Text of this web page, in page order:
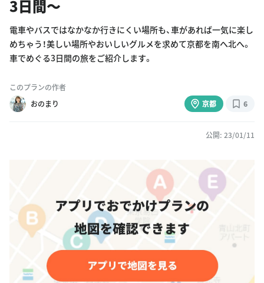
3日間〜
電車やバスではなかなか行きにくい場所も、車があれば一気に楽し
めちゃう！美しい場所やおいしいグルメを求めて京都を南へ北へ。
車でめぐる3日間の旅をご紹介します。
このプランの作者
おのまり
京都 6
公開: 23/01/11